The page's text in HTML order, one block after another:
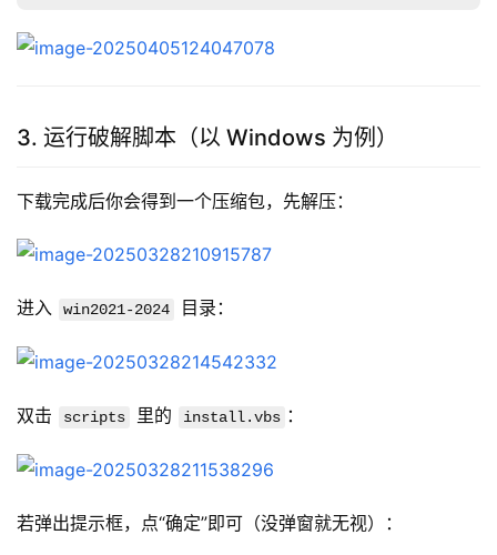
3. 运行破解脚本（以 Windows 为例）
下载完成后你会得到一个压缩包，先解压：
进入 win2021-2024 目录：
双击 scripts 里的 install.vbs ：
若弹出提示框，点“确定”即可（没弹窗就无视）：